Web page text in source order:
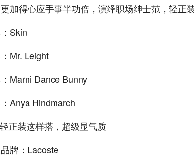
加得心应手事半功倍，演绎职场绅士范，轻正
Skin
Mr. Leight
Marni Dance Bunny
Anya Hindmarch
牌：Lacoste